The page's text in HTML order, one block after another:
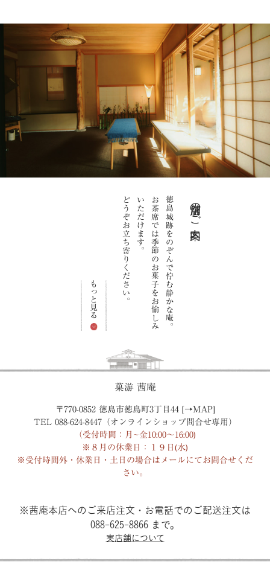
店舗のご案内
徳島城跡をのぞんで佇む静かな庵。
お茶席では季節のお菓子をお愉しみ
いただけます。
どうぞお立ち寄りください。
もっと見る
菓游 茜庵
〒770-0852 徳島市徳島町3丁目44 [→MAP]
TEL 088-624-8447（オンラインショップ問合せ専用）
（受付時間：月~金10:00〜16:00)
※８月の休業日：１９日(水)
※受付時間外・休業日・土日の場合はメールにてお問合せくだ
さい。
※茜庵本店へのご来店注文・お電話でのご配送注文は
088-625-8866 まで。
実店舗について